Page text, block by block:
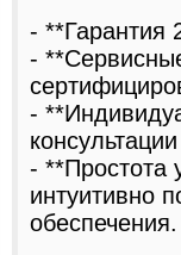
- **Гарантия
-
-
- **Простота
интуитивно
обеспечения.